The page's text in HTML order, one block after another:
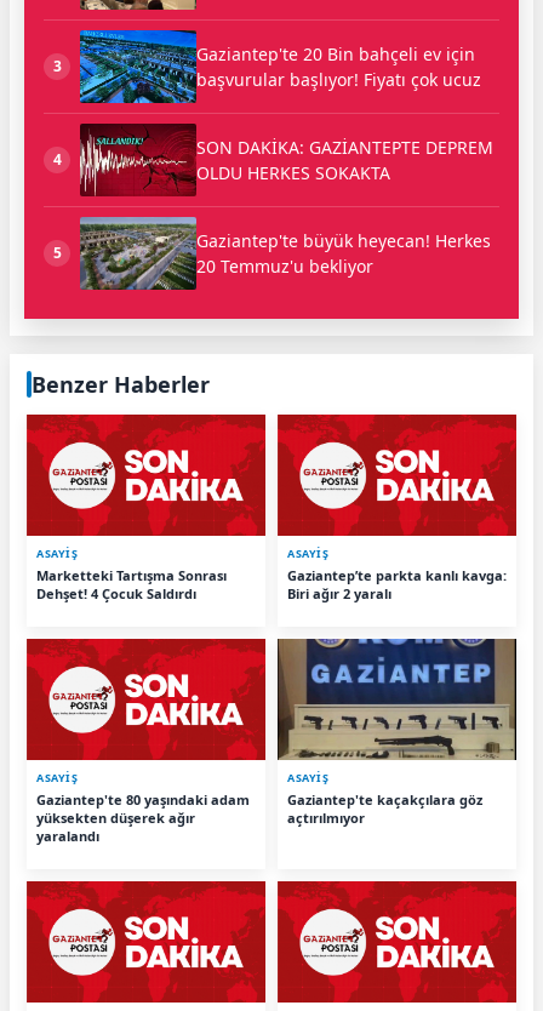
3
Gaziantep'te 20 Bin bahçeli ev için
başvurular başlıyor! Fiyatı çok ucuz
4
SON DAKİKA: GAZİANTEPTE DEPREM
OLDU HERKES SOKAKTA
5
Gaziantep'te büyük heyecan! Herkes
20 Temmuz'u bekliyor
Benzer Haberler
ASAYİŞ
Marketteki Tartışma Sonrası
Dehşet! 4 Çocuk Saldırdı
ASAYİŞ
Gaziantep’te parkta kanlı kavga:
Biri ağır 2 yaralı
ASAYİŞ
Gaziantep'te 80 yaşındaki adam
yüksekten düşerek ağır
yaralandı
ASAYİŞ
Gaziantep'te kaçakçılara göz
açtırılmıyor